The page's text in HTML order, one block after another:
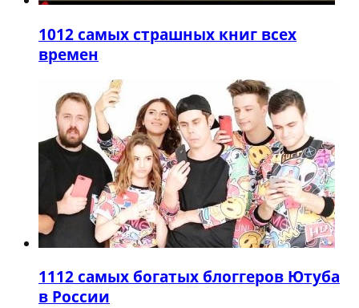
1012 самых страшных книг всех
времен
1112 самых богатых блоггеров Ютуба
в России